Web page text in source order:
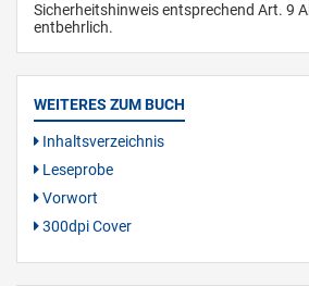
Sicherheitshinweis entsprechend Art. 9
entbehrlich.
WEITERES ZUM BUCH
Inhaltsverzeichnis
Leseprobe
Vorwort
300dpi Cover